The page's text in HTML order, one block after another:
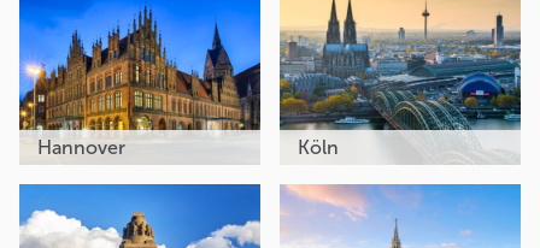
Hannover Köln